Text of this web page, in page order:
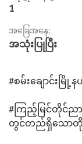
1
အခြေအနေ:
အသုံးပြုပြီး
#စမ်းချောင်းမ
#ကြည့်မြင်တိုင်ညာ
တွင်တည်ရှိသောတို